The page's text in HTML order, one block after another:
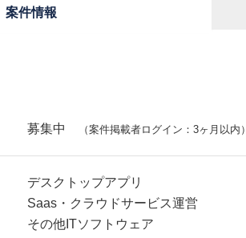
案件情報
募集中 （案件掲載者ログイン：3ヶ月以内）
デスクトップアプリ
Saas・クラウドサービス運営
その他ITソフトウェア